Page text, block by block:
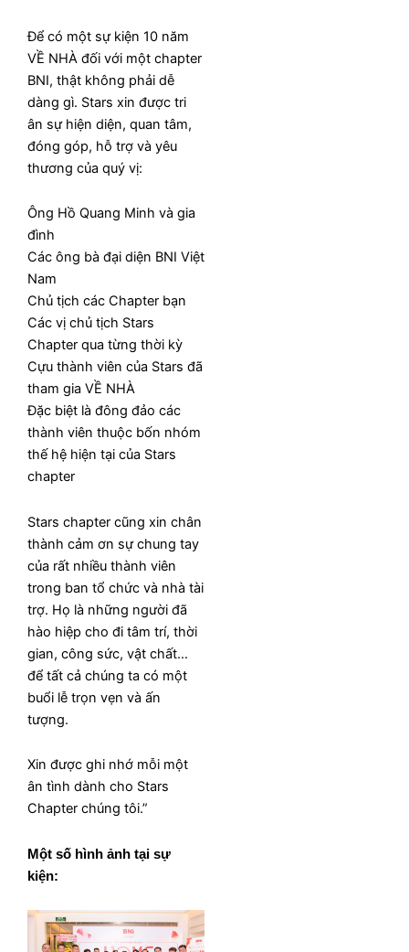
Để có một sự kiện 10 năm
VỀ NHÀ đối với một chapter
BNI, thật không phải dễ
dàng gì. Stars xin được tri
ân sự hiện diện, quan tâm,
đóng góp, hỗ trợ và yêu
thương của quý vị:
Ông Hồ Quang Minh và gia
đình
Các ông bà đại diện BNI Việt
Nam
Chủ tịch các Chapter bạn
Các vị chủ tịch Stars
Chapter qua từng thời kỳ
Cựu thành viên của Stars đã
tham gia VỀ NHÀ
Đặc biệt là đông đảo các
thành viên thuộc bốn nhóm
thế hệ hiện tại của Stars
chapter
Stars chapter cũng xin chân
thành cảm ơn sự chung tay
của rất nhiều thành viên
trong ban tổ chức và nhà tài
trợ. Họ là những người đã
hào hiệp cho đi tâm trí, thời
gian, công sức, vật chất…
để tất cả chúng ta có một
buổi lễ trọn vẹn và ấn
tượng.
Xin được ghi nhớ mỗi một
ân tình dành cho Stars
Chapter chúng tôi.”
Một số hình ảnh tại sự
kiện: